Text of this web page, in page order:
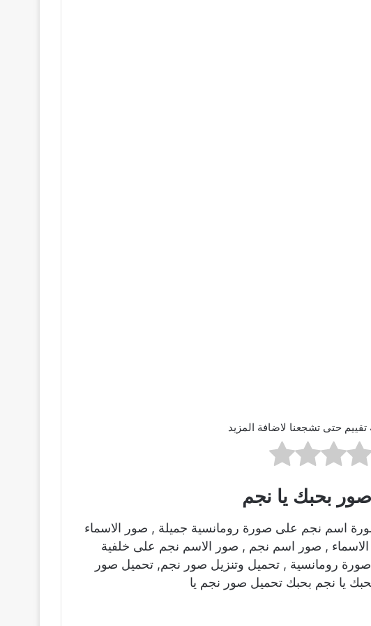
تقييم حتى تشجعنا لاضافة المزيد
بحبك يا نجم
اسم نجم على صورة رومانسية جميلة , صور الاسماء
, صور اسم نجم , صور الاسم نجم على خلفية
رومانسية , تحميل وتنزيل صور نجم, تحميل صور
يا نجم بحبك تحميل صور نجم يا